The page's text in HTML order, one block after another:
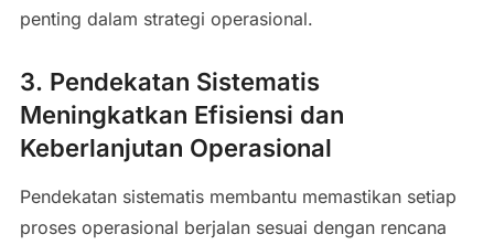
penting dalam strategi operasional.
3. Pendekatan Sistematis
Meningkatkan Efisiensi dan
Keberlanjutan Operasional
Pendekatan sistematis membantu memastikan setiap
proses operasional berjalan sesuai dengan rencana